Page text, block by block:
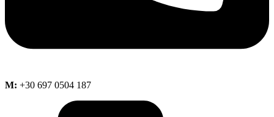
M: +30 697 0504 187